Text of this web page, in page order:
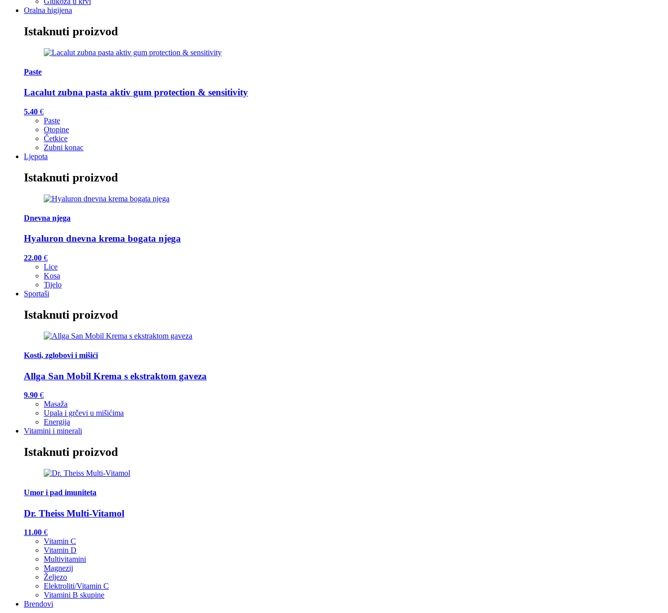
Oralna higijena
Istaknuti proizvod
Paste
Lacalut zubna pasta aktiv gum protection & sensitivity
5.40 €
Paste
Otopine
Četkice
Zubni konac
Ljepota
Istaknuti proizvod
Dnevna njega
Hyaluron dnevna krema bogata njega
22.00 €
Lice
Kosa
Tijelo
Sportaši
Istaknuti proizvod
Kosti, zglobovi i mišići
Allga San Mobil Krema s ekstraktom gaveza
9.90 €
Masaža
Upala i grčevi u mišićima
Energija
Vitamini i minerali
Istaknuti proizvod
Umor i pad imuniteta
Dr. Theiss Multi-Vitamol
11.00 €
Vitamin C
Vitamin D
Multivitamini
Magnezij
Željezo
Elektroliti/Vitamin C
Vitamini B skupine
Brendovi